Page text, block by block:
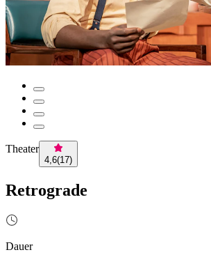
Theater
4,6(17)
Retrograde
Dauer